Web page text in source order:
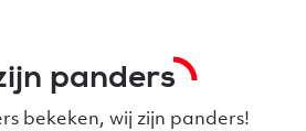
panders
bekeken, wij zijn panders!